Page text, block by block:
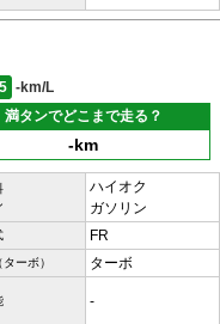
-km/L
満タンでどこまで走る？
-km
ハイオク
ガソリン
FR
ーボ） ターボ
-